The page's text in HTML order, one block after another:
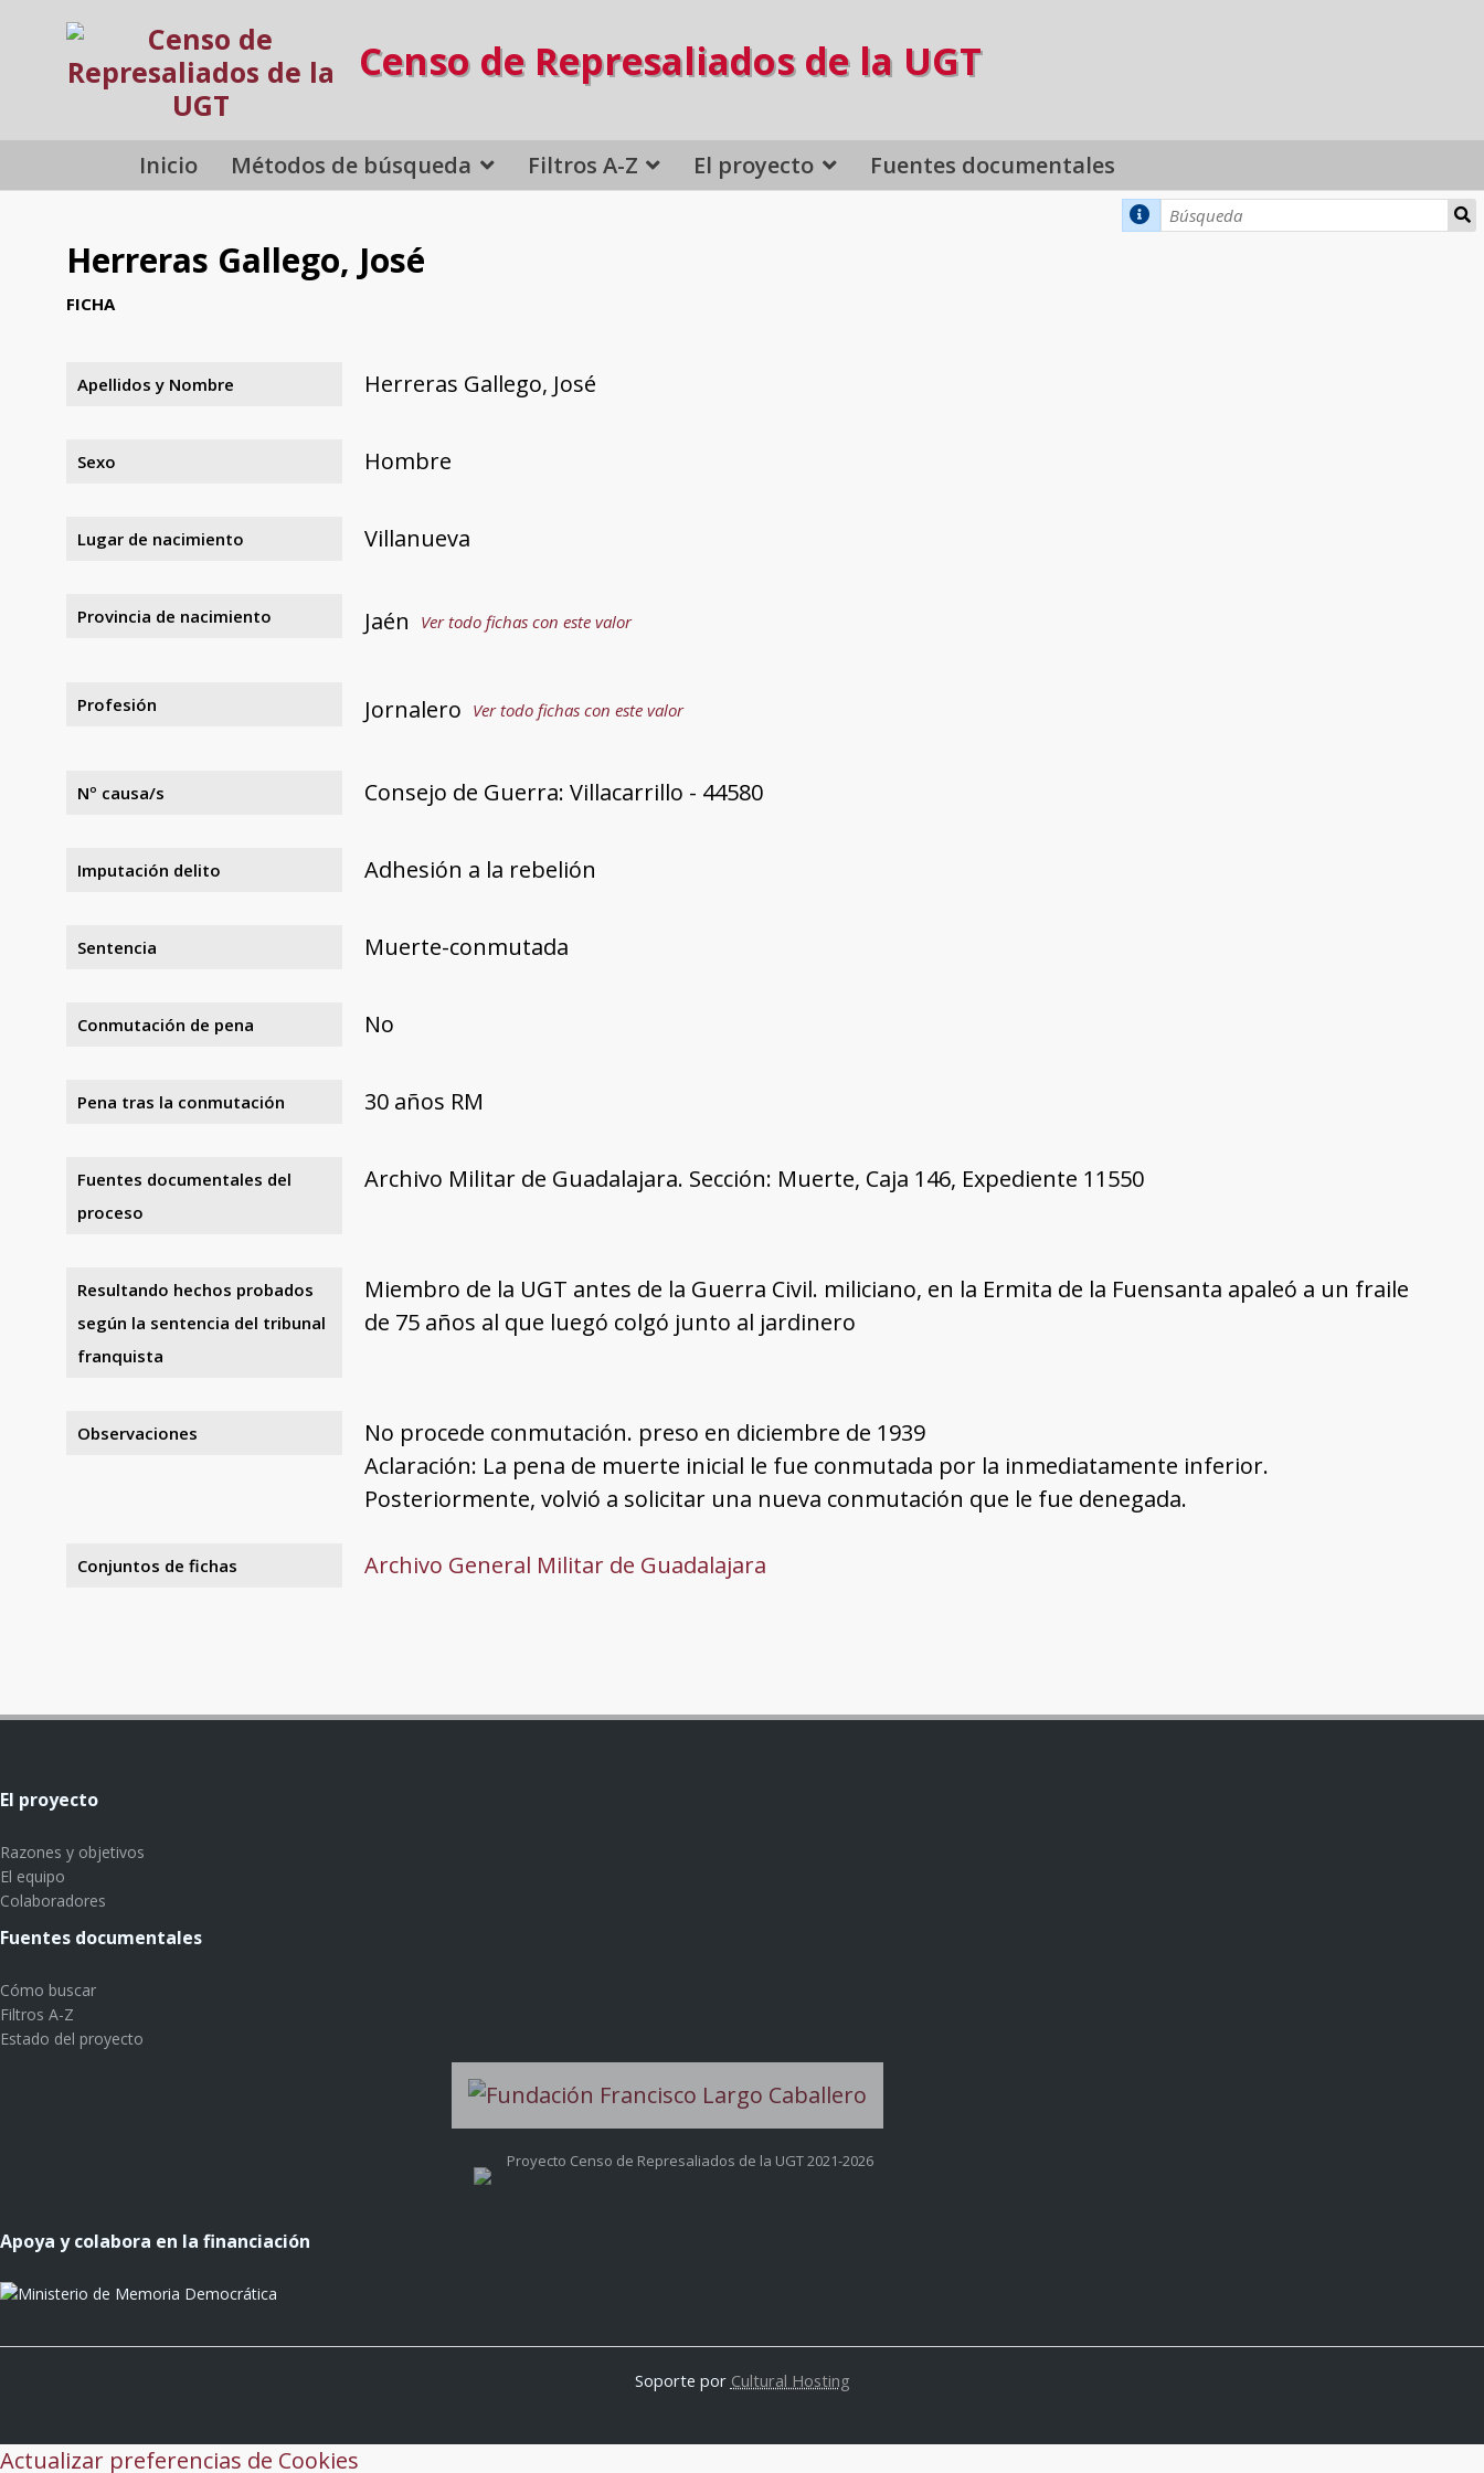
Censo de Represaliados de la UGT
Inicio Métodos de búsqueda Filtros A-Z El proyecto Fuentes documentales
Herreras Gallego, José
FICHA
Apellidos y Nombre Herreras Gallego, José
Sexo Hombre
Lugar de nacimiento Villanueva
Provincia de nacimiento Jaén Ver todo fichas con este valor
Profesión Jornalero Ver todo fichas con este valor
Nº causa/s Consejo de Guerra: Villacarrillo - 44580
Imputación delito Adhesión a la rebelión
Sentencia Muerte-conmutada
Conmutación de pena No
Pena tras la conmutación 30 años RM
Fuentes documentales del
proceso
Archivo Militar de Guadalajara. Sección: Muerte, Caja 146, Expediente 11550
Resultando hechos probados
según la sentencia del tribunal
franquista
Miembro de la UGT antes de la Guerra Civil. miliciano, en la Ermita de la Fuensanta apaleó a un fraile
de 75 años al que luegó colgó junto al jardinero
Observaciones
No procede conmutación. preso en diciembre de 1939
Aclaración: La pena de muerte inicial le fue conmutada por la inmediatamente inferior.
Posteriormente, volvió a solicitar una nueva conmutación que le fue denegada.
Conjuntos de fichas Archivo General Militar de Guadalajara
El proyecto
Razones y objetivos
El equipo
Colaboradores
Fuentes documentales
Cómo buscar
Filtros A-Z
Estado del proyecto
Proyecto Censo de Represaliados de la UGT 2021-2026
Apoya y colabora en la financiación
Soporte por Cultural Hosting
Actualizar preferencias de Cookies